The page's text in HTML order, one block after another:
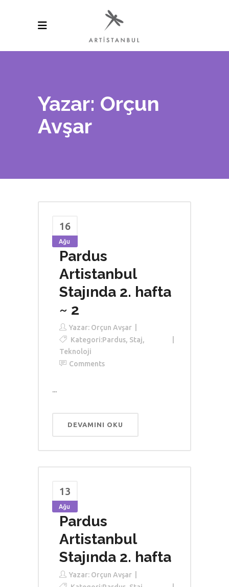
Yazar: Orçun
Avşar
16
Ağu
Pardus
Artistanbul
Stajında 2. hafta
~ 2
Yazar: Orçun Avşar
Kategori:Pardus, Staj,
Teknoloji
Comments
...
DEVAMINI OKU
13
Ağu
Pardus
Artistanbul
Stajında 2. hafta
Yazar: Orçun Avşar